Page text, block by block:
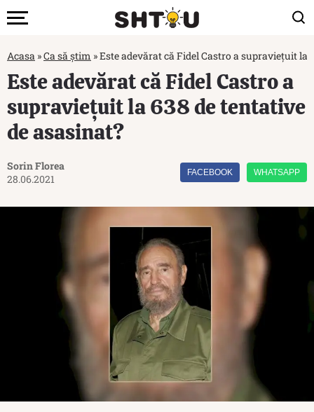
Acasa »Ca să știm »Este adevărat că Fidel Castro a supraviețuit la
Este adevărat că Fidel Castro a
supraviețuit la 638 de tentative
de asasinat?
Sorin Florea
28.06.2021
FACEBOOK WHATSAPP